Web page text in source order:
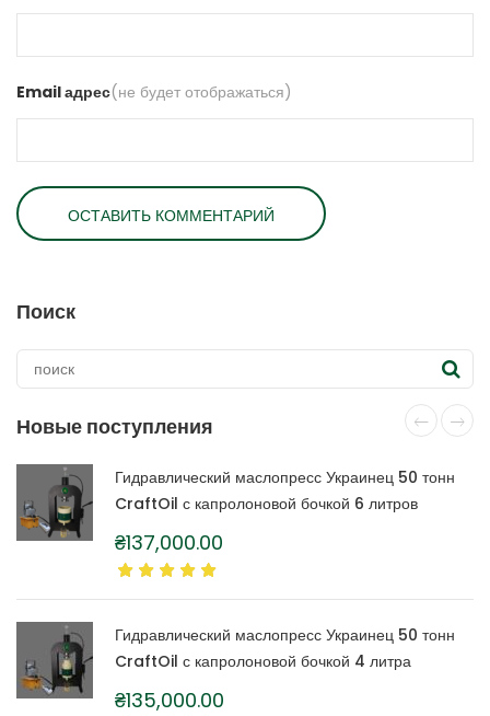
Email адрес(не будет отображаться)
Поиск
Новые поступления
Гидравлический маслопресс Украинец 50 тонн
CraftOil с капролоновой бочкой 6 литров
₴137,000.00
Гидравлический маслопресс Украинец 50 тонн
CraftOil с капролоновой бочкой 4 литра
₴135,000.00